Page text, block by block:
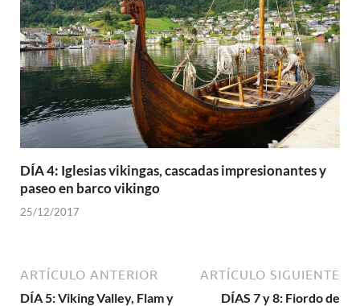
DÍA 4: Iglesias vikingas, cascadas impresionantes y
paseo en barco vikingo
25/12/2017
ARTÍCULO ANTERIOR
DÍA 5: Viking Valley, Flam y
ARTÍCULO SIGUIENTE
DÍAS 7 y 8: Fiordo de